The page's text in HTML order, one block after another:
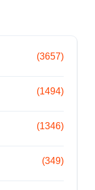
(3657)
(1494)
(1346)
(349)